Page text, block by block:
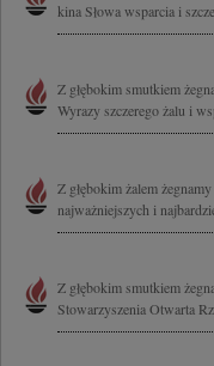
kina Słowa wsparcia i
Z głębokim smutkiem
Wyrazy szczerego żalu i
Z głębokim żalem
najważniejszych i
Z głębokim smutkiem
Stowarzyszenia Otwarta